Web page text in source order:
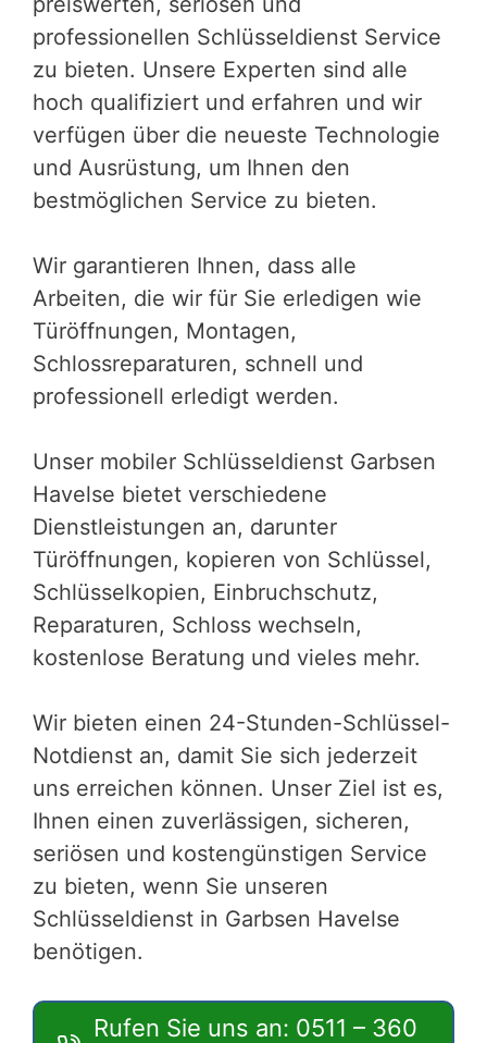
professionellen Schlüsseldienst Service
zu bieten. Unsere Experten sind alle
hoch qualifiziert und erfahren und wir
verfügen über die neueste Technologie
und Ausrüstung, um Ihnen den
bestmöglichen Service zu bieten.
Wir garantieren Ihnen, dass alle
Arbeiten, die wir für Sie erledigen wie
Türöffnungen, Montagen,
Schlossreparaturen, schnell und
professionell erledigt werden.
Unser mobiler Schlüsseldienst Garbsen
Havelse bietet verschiedene
Dienstleistungen an, darunter
Türöffnungen, kopieren von Schlüssel,
Schlüsselkopien, Einbruchschutz,
Reparaturen, Schloss wechseln,
kostenlose Beratung und vieles mehr.
Wir bieten einen 24-Stunden-Schlüssel-
Notdienst an, damit Sie sich jederzeit
uns erreichen können. Unser Ziel ist es,
Ihnen einen zuverlässigen, sicheren,
seriösen und kostengünstigen Service
zu bieten, wenn Sie unseren
Schlüsseldienst in Garbsen Havelse
benötigen.
Rufen Sie uns an: 0511 – 360